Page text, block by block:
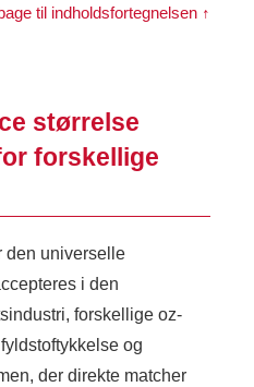
til indholdsfortegnelsen ↑
størrelse
forskellige
den universelle
i den
forskellige oz-
og
der direkte matcher